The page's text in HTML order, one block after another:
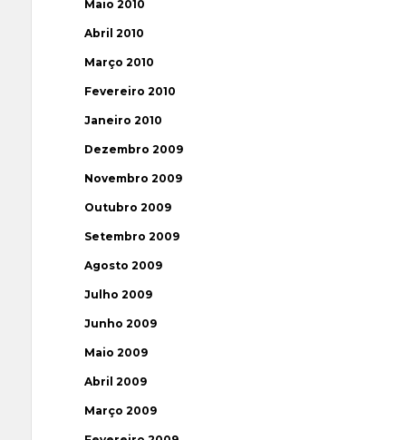
Maio 2010
Abril 2010
Março 2010
Fevereiro 2010
Janeiro 2010
Dezembro 2009
Novembro 2009
Outubro 2009
Setembro 2009
Agosto 2009
Julho 2009
Junho 2009
Maio 2009
Abril 2009
Março 2009